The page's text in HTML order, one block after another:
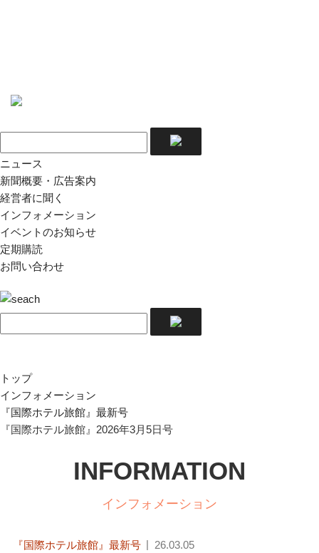
ニュース
新聞概要・広告案内
経営者に聞く
インフォメーション
イベントのお知らせ
定期購読
お問い合わせ
トップ
インフォメーション
『国際ホテル旅館』最新号
『国際ホテル旅館』2026年3月5日号
INFORMATION
インフォメーション
『国際ホテル旅館』最新号 26.03.05